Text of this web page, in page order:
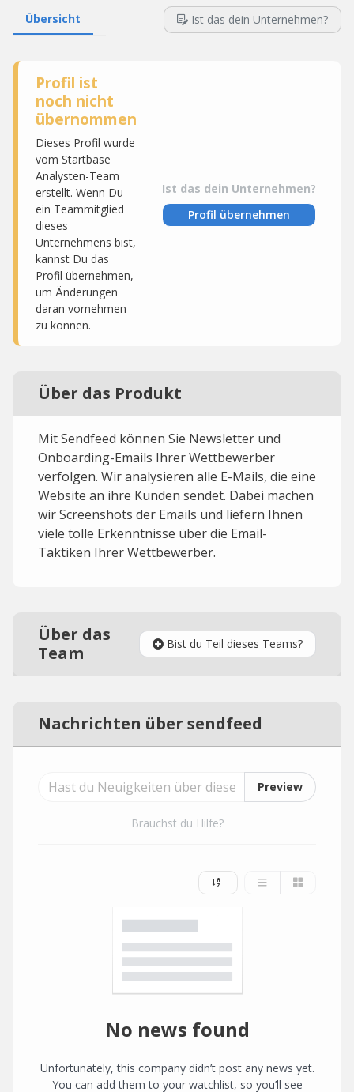
Übersicht Ist das dein Unternehmen?
Profil ist
noch nicht
übernommen
Dieses Profil wurde
vom Startbase
Analysten-Team
erstellt. Wenn Du
ein Teammitglied
dieses
Unternehmens bist,
kannst Du das
Profil übernehmen,
um Änderungen
daran vornehmen
zu können.
Ist das dein Unternehmen?
Profil übernehmen
Über das Produkt
Mit Sendfeed können Sie Newsletter und
Onboarding-Emails Ihrer Wettbewerber
verfolgen. Wir analysieren alle E-Mails, die eine
Website an ihre Kunden sendet. Dabei machen
wir Screenshots der Emails und liefern Ihnen
viele tolle Erkenntnisse über die Email-
Taktiken Ihrer Wettbewerber.
Über das
Team
Bist du Teil dieses Teams?
Nachrichten über sendfeed
Preview
Brauchst du Hilfe?
No news found
Unfortunately, this company didn’t post any news yet.
You can add them to your watchlist, so you’ll see